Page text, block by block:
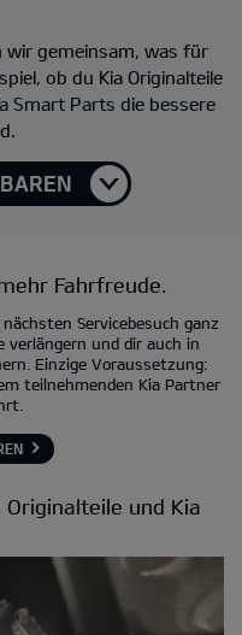
wir gemeinsam, was für
ob du Kia Originalteile
Smart Parts die bessere
Fahrfreude.
Servicebesuch ganz
verlängern und dir auch in
Einzige Voraussetzung:
teilnehmenden Kia Partner
und Kia